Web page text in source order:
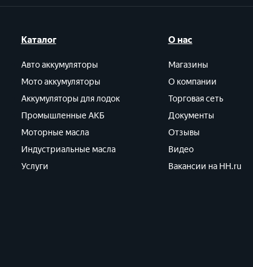
Каталог
Авто аккумуляторы
Мото аккумуляторы
Аккумуляторы для лодок
Промышленные АКБ
Моторные масла
Индустриальные масла
Услуги
О нас
Магазины
О компании
Торговая сеть
Документы
Отзывы
Видео
Вакансии на HH.ru